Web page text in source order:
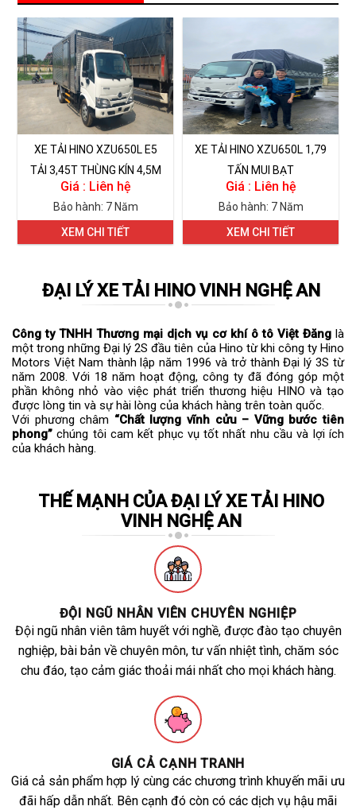
XE TẢI HINO XZU650L E5
TẢI 3,45T THÙNG KÍN 4,5M
Giá : Liên hệ
Bảo hành: 7 Năm
XEM CHI TIẾT
XE TẢI HINO XZU650L 1,79
TẤN MUI BẠT
Giá : Liên hệ
Bảo hành: 7 Năm
XEM CHI TIẾT
ĐẠI LÝ XE TẢI HINO VINH NGHỆ AN
Công ty TNHH Thương mại dịch vụ cơ khí ô tô Việt Đănglà
một trong những Đại lý 2S đầu tiên của Hino từ khi công ty Hino
Motors Việt Nam thành lập năm 1996 và trở thành Đại lý 3S từ
năm 2008. Với 18 năm hoạt động, công ty đã đóng góp một
phần không nhỏ vào việc phát triển thương hiệu HINO và tạo
được lòng tin và sự hài lòng của khách hàng trên toàn quốc.
Với phương châm “Chất lượng vĩnh cửu – Vững bước tiên
phong” chúng tôi cam kết phục vụ tốt nhất nhu cầu và lợi ích
của khách hàng.
THẾ MẠNH CỦA ĐẠI LÝ XE TẢI HINO
VINH NGHỆ AN
ĐỘI NGŨ NHÂN VIÊN CHUYÊN NGHIỆP
Đội ngũ nhân viên tâm huyết với nghề, được đào tạo chuyên
nghiệp, bài bản về chuyên môn, tư vấn nhiệt tình, chăm sóc
chu đáo, tạo cảm giác thoải mái nhất cho mọi khách hàng.
GIÁ CẢ CẠNH TRANH
Giá cả sản phẩm hợp lý cùng các chương trình khuyến mãi ưu
đãi hấp dẫn nhất. Bên cạnh đó còn có các dịch vụ hậu mãi